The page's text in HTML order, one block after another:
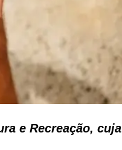
e Recreação, cuja